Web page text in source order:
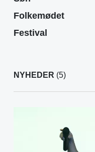
Folkemødet
Festival
NYHEDER (5)